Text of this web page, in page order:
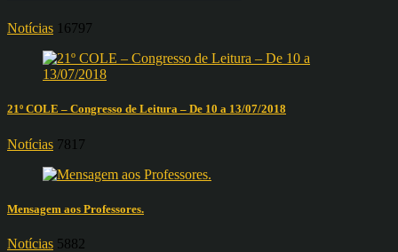
Notícias 16797
21º COLE – Congresso de Leitura – De 10 a 13/07/2018
Notícias 7817
Mensagem aos Professores.
Notícias 5882